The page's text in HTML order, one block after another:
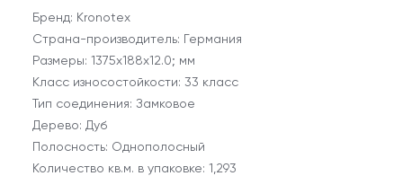
Бренд: Kronotex
Страна-производитель: Германия
Размеры: 1375х188х12.0; мм
Класс износостойкости: 33 класс
Тип соединения: Замковое
Дерево: Дуб
Полосность: Однополосный
Количество кв.м. в упаковке: 1,293